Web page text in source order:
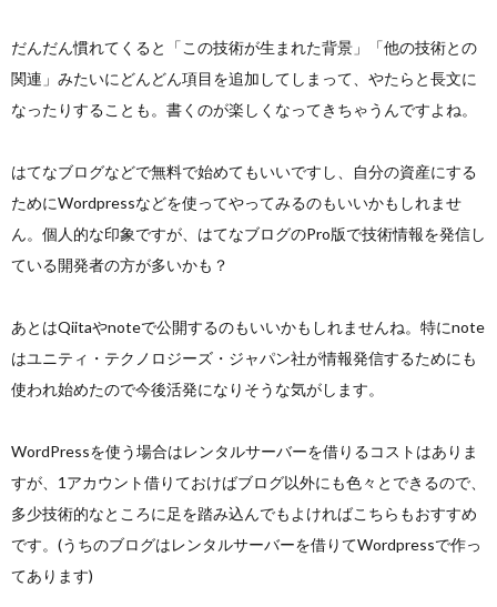
だんだん慣れてくると「この技術が生まれた背景」「他の技術との
関連」みたいにどんどん項目を追加してしまって、やたらと長文に
なったりすることも。書くのが楽しくなってきちゃうんですよね。
はてなブログなどで無料で始めてもいいですし、自分の資産にする
ためにWordpressなどを使ってやってみるのもいいかもしれませ
ん。個人的な印象ですが、はてなブログのPro版で技術情報を発信し
ている開発者の方が多いかも？
あとはQiitaやnoteで公開するのもいいかもしれませんね。特にnote
はユニティ・テクノロジーズ・ジャパン社が情報発信するためにも
使われ始めたので今後活発になりそうな気がします。
WordPressを使う場合はレンタルサーバーを借りるコストはありま
すが、1アカウント借りておけばブログ以外にも色々とできるので、
多少技術的なところに足を踏み込んでもよければこちらもおすすめ
です。(うちのブログはレンタルサーバーを借りてWordpressで作っ
てあります)